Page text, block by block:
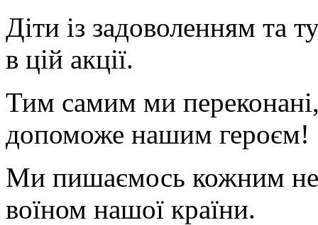
Діти із задоволенням та
в цій акції.
Тим самим ми
допоможе нашим героєм!
Ми пишаємось кожним
воїном нашої країни.